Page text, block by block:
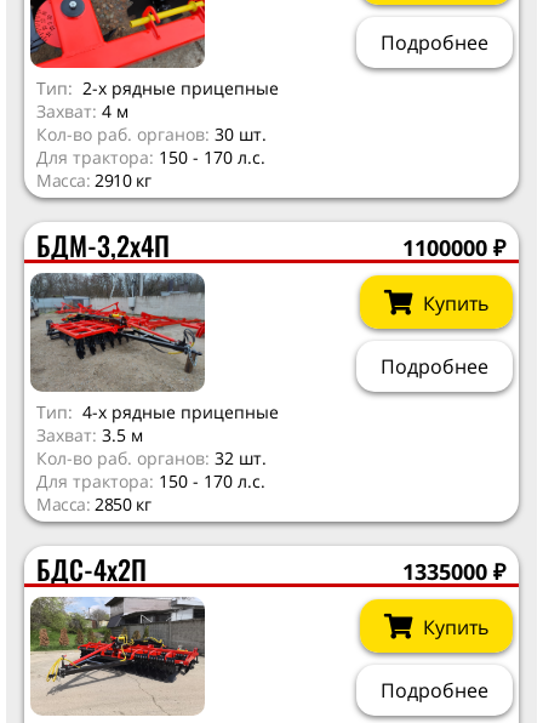
Подробнее
Тип: 2-х рядные прицепные
Захват: 4 м
Кол-во раб. органов: 30 шт.
Для трактора: 150 - 170 л.с.
Масса: 2910 кг
БДМ-3,2х4П 1100000 ₽
Купить
Подробнее
Тип: 4-х рядные прицепные
Захват: 3.5 м
Кол-во раб. органов: 32 шт.
Для трактора: 150 - 170 л.с.
Масса: 2850 кг
БДС-4х2П 1335000 ₽
Купить
Подробнее